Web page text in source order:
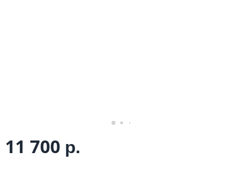
11 700 р.